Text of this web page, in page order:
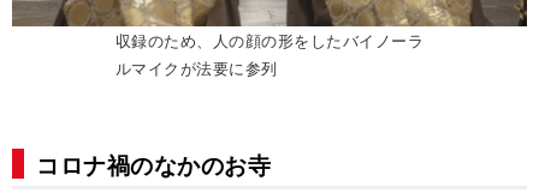
収録のため、人の顔の形をしたバイノーラ
ルマイクが法要に参列
コロナ禍のなかのお寺